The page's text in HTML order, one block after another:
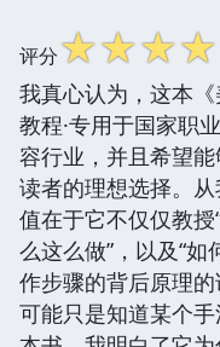
评分☆☆☆☆
我真心认为，这本《
教程·专用于国家职
容行业，并且希望
读者的理想选择。
值在于它不仅仅教授
么这么做”，以及“
作步骤的背后原理
可能只是知道某个